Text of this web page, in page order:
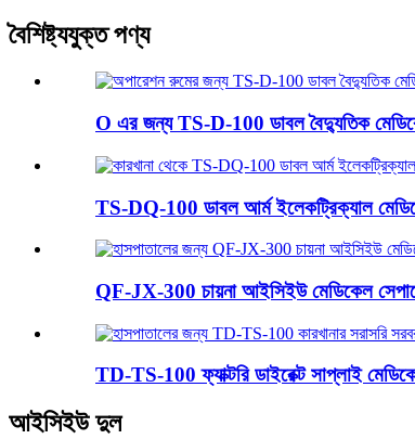
বৈশিষ্ট্যযুক্ত পণ্য
O এর জন্য TS-D-100 ডাবল বৈদ্যুতিক
TS-DQ-100 ডাবল আর্ম ইলেকট্রিক্যাল
QF-JX-300 চায়না আইসিইউ মেডিকেল
TD-TS-100 ফ্যাক্টরি ডাইরেক্ট সাপ্লাই
আইসিইউ দুল